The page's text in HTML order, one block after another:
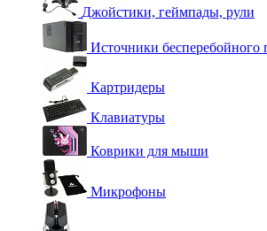
Джойстики, геймпады, рули
Источники бесперебойного
Картридеры
Клавиатуры
Коврики для мыши
Микрофоны